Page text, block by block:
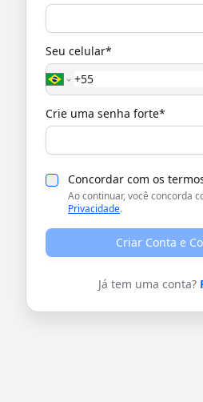
Seu celular*
Crie uma senha forte*
Concordar com os
Ao continuar, você concorda
Privacidade.
Criar Conta e
Já tem uma conta?